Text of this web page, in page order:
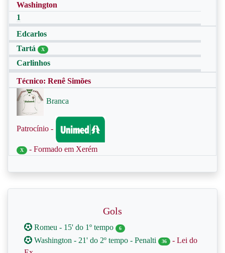
Washington
1
Edcarlos
Tartá
X
Carlinhos
Técnico: Renê Simões
Branca
Patrocínio -
X - Formado em Xerém
Gols
Romeu - 15' do 1º tempo 6
Washington - 21' do 2º tempo - Penalti 36
- Lei do